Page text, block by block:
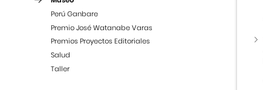
Perú Ganbare
Premio José Watanabe Varas
Premios Proyectos Editoriales
Salud
Taller